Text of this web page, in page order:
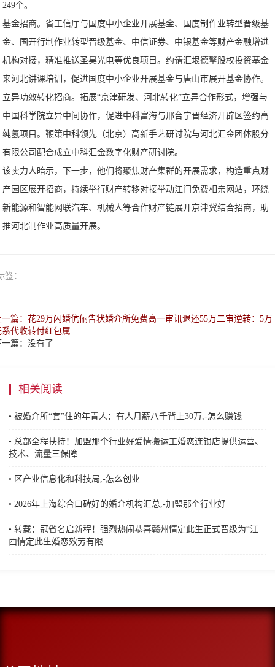
249个。
基金招商。省工信厅与国度中小企业开展基金、国度制作业转型晋级基
金、国开行制作业转型晋级基金、中信证券、中银基金等财产金融增进
机构对接，精准推送圣昊光电等优良项目。约请汇垠德擎股权投资基金
来河北讲课培训，促进国度中小企业开展基金与唐山市展开基金协作。
立异功效转化招商。拓展“京津研发、河北转化”立异合作形式，增强与
中国科学院立异中间协作，促进中科富海与邢台宁晋经济开辟区签约高
纯氢项目。鞭策中科领先（北京）高新手艺研讨院与河北汇金团体股分
有限公司配合成立中科汇金数字化财产研讨院。
该卖力人暗示，下一步，他们将聚焦财产集群的开展需求，构造重点财
产园区展开招商，持续举行财产转移对接举动江门免费相亲网站，环绕
新能源和智能网联汽车、机械人等合作财产链展开京津冀结合招商，助
推河北制作业高质量开展。
签：
一篇：花29万闪婚伉俪告状婚介所免费高一审讯退还55万二审逆转：5万
系代收转付红包属
一篇：没有了
相关阅读
• 被婚介所“套”住的年青人：有人月薪八千背上30万,-怎么赚钱
• 总部全程扶持！加盟那个行业好爱情搬运工婚恋连锁店提供运营、
技术、流量三保障
• 区产业信息化和科技局,-怎么创业
• 2026年上海综合口碑好的婚介机构汇总,-加盟那个行业好
• 转载：冠省名启新程！强烈热闹恭喜赣州情定此生正式晋级为“江
西情定此生婚恋效劳有限